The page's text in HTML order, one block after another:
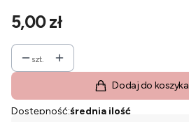
Cena
5,00 zł
szt.
Dodaj do koszyka
Dostępność:średnia ilość